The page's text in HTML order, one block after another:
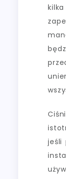
jeśli